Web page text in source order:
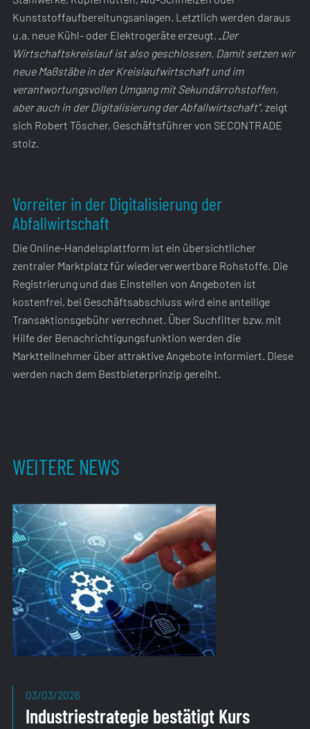
Kunststoffaufbereitungsanlagen. Letztlich werden daraus
u.a. neue Kühl- oder Elektrogeräte erzeugt. „Der
Wirtschaftskreislauf ist also geschlossen. Damit setzen wir
neue Maßstäbe in der Kreislaufwirtschaft und im
verantwortungsvollen Umgang mit Sekundärrohstoffen,
aber auch in der Digitalisierung der Abfallwirtschaft“, zeigt
sich Robert Töscher, Geschäftsführer von SECONTRADE
stolz.
Vorreiter in der Digitalisierung der
Abfallwirtschaft
Die Online-Handelsplattform ist ein übersichtlicher
zentraler Marktplatz für wiederverwertbare Rohstoffe. Die
Registrierung und das Einstellen von Angeboten ist
kostenfrei, bei Geschäftsabschluss wird eine anteilige
Transaktionsgebühr verrechnet. Über Suchfilter bzw. mit
Hilfe der Benachrichtigungsfunktion werden die
Marktteilnehmer über attraktive Angebote informiert. Diese
werden nach dem Bestbieterprinzip gereiht.
WEITERE NEWS
03/03/2026
Industriestrategie bestätigt Kurs